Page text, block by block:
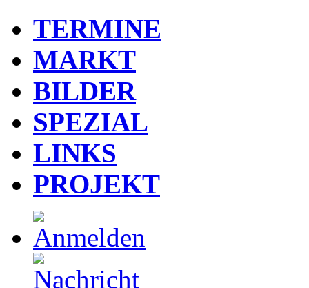
TERMINE
MARKT
BILDER
SPEZIAL
LINKS
PROJEKT